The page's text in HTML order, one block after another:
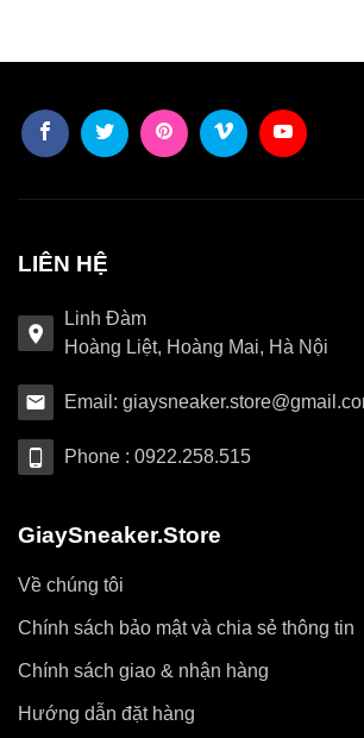
LIÊN HỆ
Linh Đàm
Hoàng Liệt, Hoàng Mai, Hà Nội
Email:
Phone : 0922.258.515
GiaySneaker.Store
Về chúng tôi
Chính sách bảo mật và chia sẻ thông tin
Chính sách giao & nhận hàng
Hướng dẫn đặt hàng